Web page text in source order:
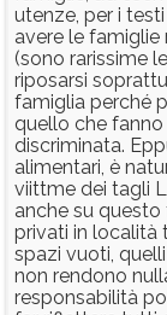
utenze, per i
avere le famiglie
(sono rarissime
riposarsi
famiglia perché
quello che
discriminata.
alimentari, è
viittme dei tagli
anche su
privati in località
spazi vuoti,
non rendono
responsabilità